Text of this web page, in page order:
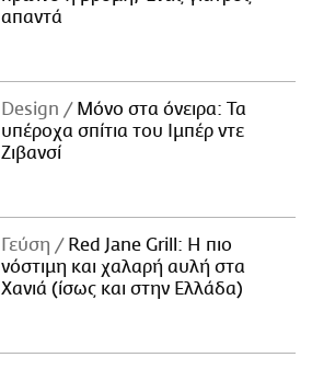
απαντά
Design
Μόνο στα όνειρα: Τα
υπέροχα σπίτια του Ιμπέρ ντε
Ζιβανσί
Γεύση
Red Jane Grill: Η πιο
νόστιμη και χαλαρή αυλή στα
Χανιά (ίσως και στην Ελλάδα)